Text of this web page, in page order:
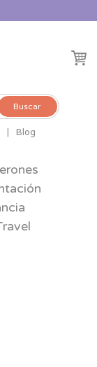
Buscar
Blog